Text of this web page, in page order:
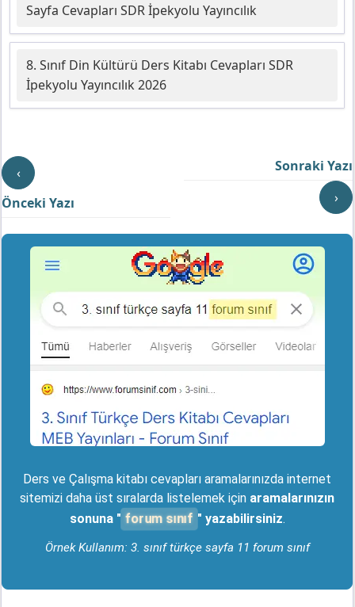
Sayfa Cevapları SDR İpekyolu Yayıncılık
8. Sınıf Din Kültürü Ders Kitabı Cevapları SDR
İpekyolu Yayıncılık 2026
‹
Önceki Yazı
Sonraki Yazı
›
Ders ve Çalışma kitabı cevapları aramalarınızda internet
sitemizi daha üst sıralarda listelemek için aramalarınızın
sonuna " forum sınıf " yazabilirsiniz.
Örnek Kullanım: 3. sınıf türkçe sayfa 11 forum sınıf